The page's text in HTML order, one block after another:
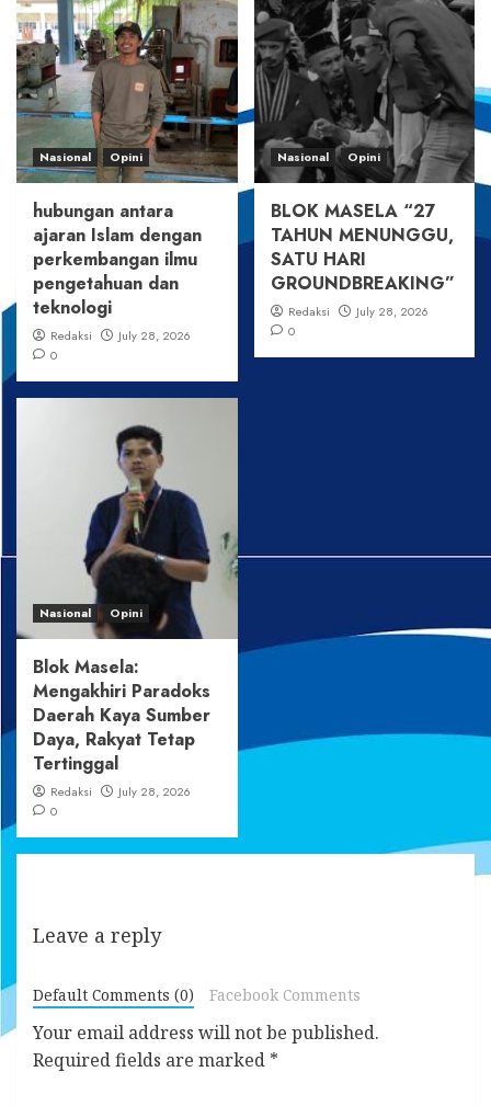
Nasional Opini
hubungan antara
ajaran Islam dengan
perkembangan ilmu
pengetahuan dan
teknologi
Redaksi
July 28, 2026
0
Nasional Opini
BLOK MASELA “27
TAHUN MENUNGGU,
SATU HARI
GROUNDBREAKING”
Redaksi
July 28, 2026
0
Nasional Opini
Blok Masela:
Mengakhiri Paradoks
Daerah Kaya Sumber
Daya, Rakyat Tetap
Tertinggal
Redaksi
July 28, 2026
0
Leave a reply
Default Comments (0) Facebook Comments
Your email address will not be published.
Required fields are marked *